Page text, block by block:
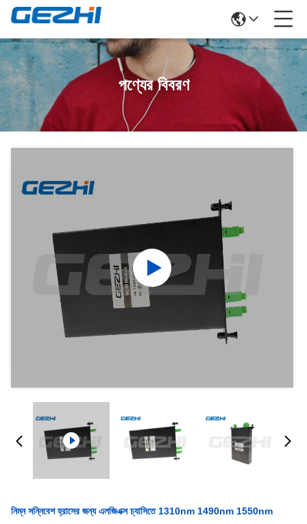
পণ্যের বিবরণ
নিম্ন সন্নিবেশ হ্রাসের জন্য এলজিএক্স চ্যাসিতে 1310nm 1490nm 1550nm